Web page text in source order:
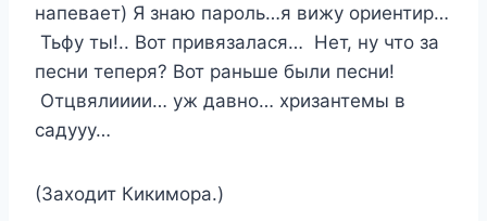
напевает) Я знаю пароль…я вижу ориентир…
Тьфу ты!.. Вот привязалася… Нет, ну что за
песни теперя? Вот раньше были песни!
Отцвялииии… уж давно… хризантемы в
садууу…
(Заходит Кикимора.)